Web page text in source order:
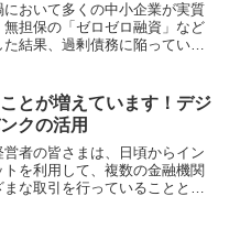
において多くの中小企業が実質
無担保の「ゼロゼロ融資」など
た結果、過剰債務に陥っている
厳しい」という中小企業も少な
せん。今回は、そ...
とが増えています！デジ
クの活用
営者の皆さまは、日頃からイン
トを利用して、複数の金融機関
まな取引を行っていることと思